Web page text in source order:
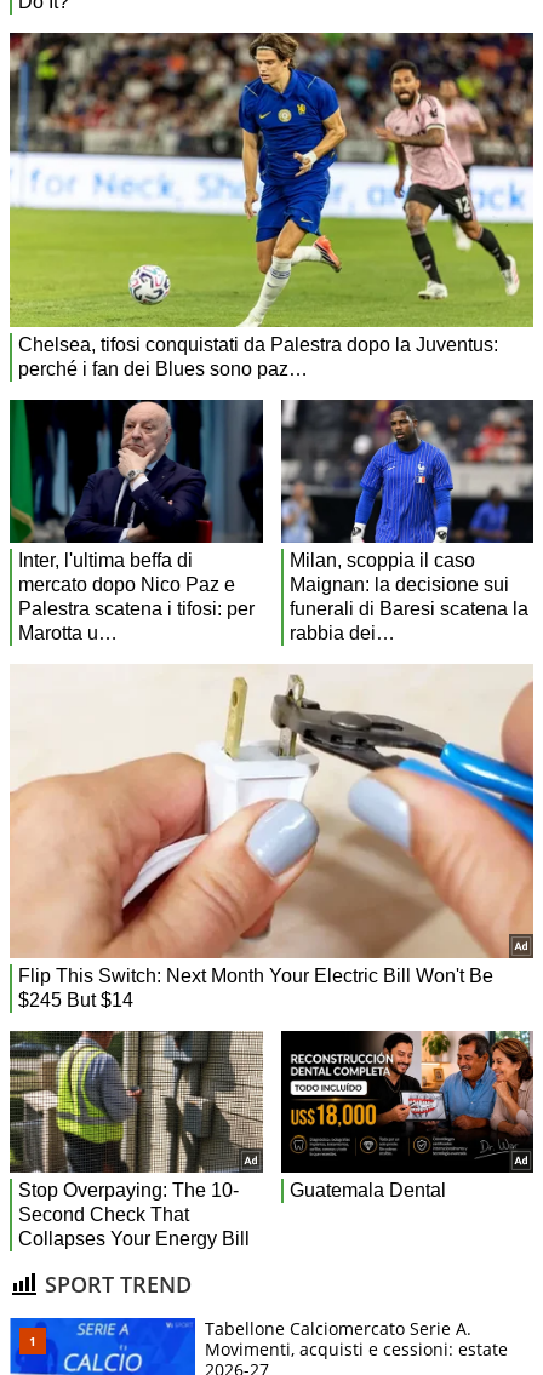
SPORT TREND
Tabellone Calciomercato Serie A.
Movimenti, acquisti e cessioni: estate
2026-27